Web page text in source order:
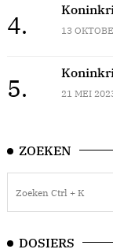
4. 13
5. 21 MEI
ZOEKEN
DOSIERS